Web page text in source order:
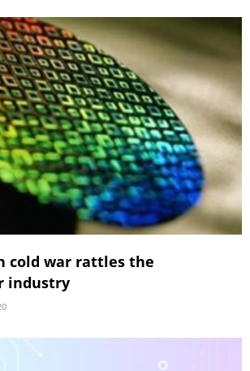
cold war rattles the
industry